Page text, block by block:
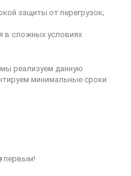
защиты от перегрузок;
в сложных условиях
реализуем данную
минимальные сроки
первым!